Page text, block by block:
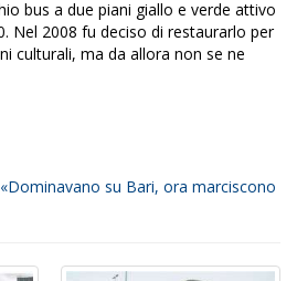
bus a due piani giallo e verde attivo
Nel 2008 fu deciso di restaurarlo per
culturali, ma da allora non se ne
su Bari, ora marciscono